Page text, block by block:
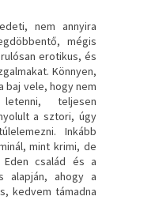
nem annyira
mégis
erotikus, és
Könnyen,
baj vele, hogy nem
teljesen
a sztori, úgy
Inkább
mint krimi, de
család és a
alapján, ahogy a
kedvem támadna